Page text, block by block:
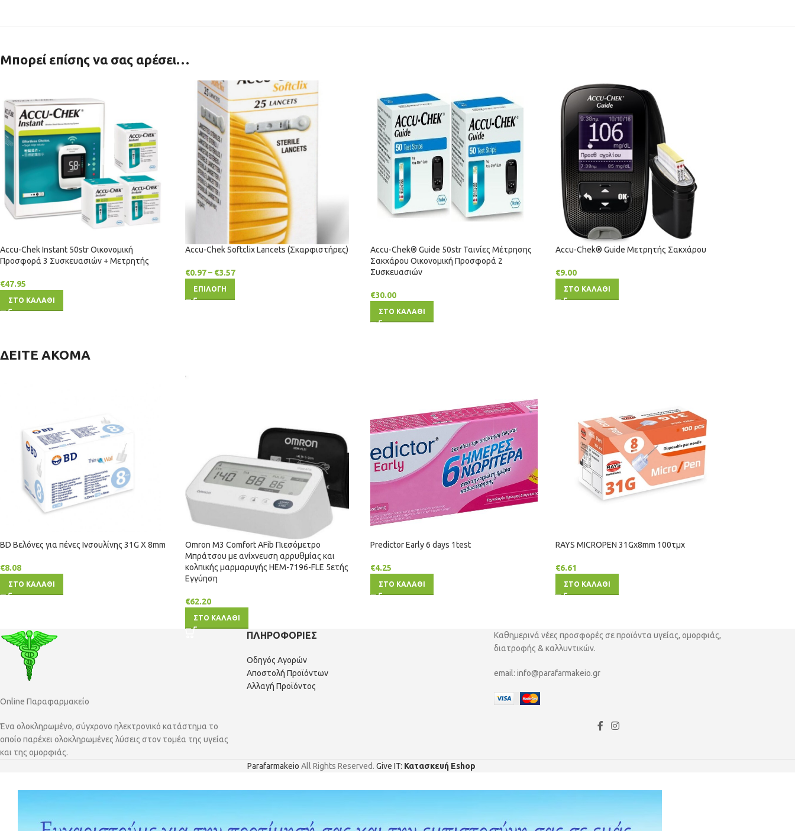
Μπορεί επίσης να σας αρέσει…
Accu-Chek Instant 50str Οικονομική
Προσφορά 3 Συσκευασιών + Μετρητής
€47.95
ΣΤΟ ΚΑΛΑΘΙ
Accu-Chek Softclix Lancets (Σκαρφιστήρες)
€0.97– €3.57
ΕΠΙΛΟΓΗ
Accu-Chek® Guide 50str Ταινίες Μέτρησης
Σακχάρου Οικονομική Προσφορά 2
Συσκευασιών
€30.00
ΣΤΟ ΚΑΛΑΘΙ
Accu-Chek® Guide Μετρητής Σακχάρου
€9.00
ΣΤΟ ΚΑΛΑΘΙ
ΔΕΙΤΕ ΑΚΟΜΑ
BD Βελόνες για πένες Ινσουλίνης 31G X 8mm
€8.08
ΣΤΟ ΚΑΛΑΘΙ
Omron M3 Comfort AFib Πιεσόμετρο
Μπράτσου με ανίχνευση αρρυθμίας και
κολπικής μαρμαρυγής HEM-7196-FLE 5ετής
Εγγύηση
€62.20
ΣΤΟ ΚΑΛΑΘΙ
Predictor Early 6 days 1test
€4.25
ΣΤΟ ΚΑΛΑΘΙ
RAYS ΜΙCRΟΡΕΝ 31Gx8mm 100τμχ
€6.61
ΣΤΟ ΚΑΛΑΘΙ
Online Παραφαρμακείο
Ένα ολοκληρωμένο, σύγχρονο ηλεκτρονικό κατάστημα το
οποίο παρέχει ολοκληρωμένες λύσεις στον τομέα της υγείας
και της ομορφιάς.
ΠΛΗΡΟΦΟΡΙΕΣ
Οδηγός Αγορών
Αποστολή Προϊόντων
Αλλαγή Προϊόντος
Καθημερινά νέες προσφορές σε προϊόντα υγείας, ομορφιάς,
διατροφής & καλλυντικών.
email: info@parafarmakeio.gr
Parafarmakeio All Rights Reserved. Give IT: Κατασκευή Eshop